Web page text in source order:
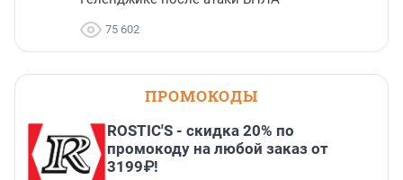
75 602
ПРОМОКОДЫ
ROSTIC'S - скидка 20% по
промокоду на любой заказ от
3199₽!